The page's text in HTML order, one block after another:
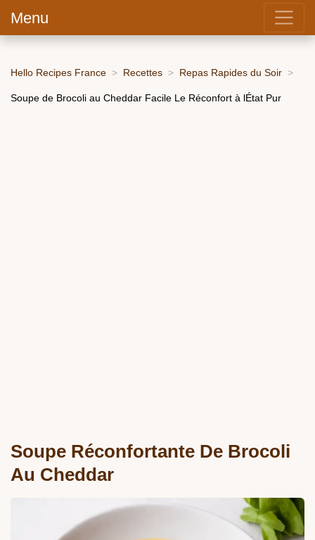
Menu
Hello Recipes France Recettes Repas Rapides du Soir
Soupe de Brocoli au Cheddar Facile Le Réconfort à lÉtat Pur
Soupe Réconfortante De Brocoli
Au Cheddar